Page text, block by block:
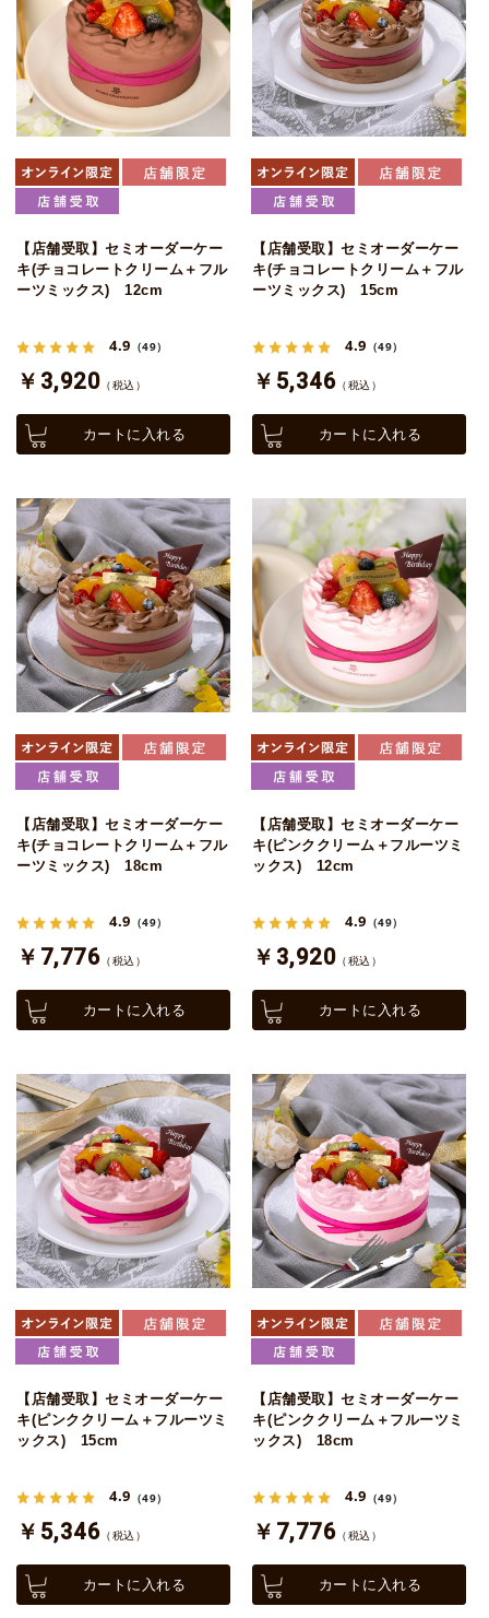
【店舗受取】セミオーダーケー
キ(チョコレートクリーム＋フル
ーツミックス) 12cm
4.9 （49）
￥3,920 （税込）
カートに入れる
【店舗受取】セミオーダーケー
キ(チョコレートクリーム＋フル
ーツミックス) 15cm
4.9 （49）
￥5,346 （税込）
カートに入れる
【店舗受取】セミオーダーケー
キ(チョコレートクリーム＋フル
ーツミックス) 18cm
4.9 （49）
￥7,776 （税込）
カートに入れる
【店舗受取】セミオーダーケー
キ(ピンククリーム＋フルーツミ
ックス) 12cm
4.9 （49）
￥3,920 （税込）
カートに入れる
【店舗受取】セミオーダーケー
キ(ピンククリーム＋フルーツミ
ックス) 15cm
4.9 （49）
￥5,346 （税込）
カートに入れる
【店舗受取】セミオーダーケー
キ(ピンククリーム＋フルーツミ
ックス) 18cm
4.9 （49）
￥7,776 （税込）
カートに入れる